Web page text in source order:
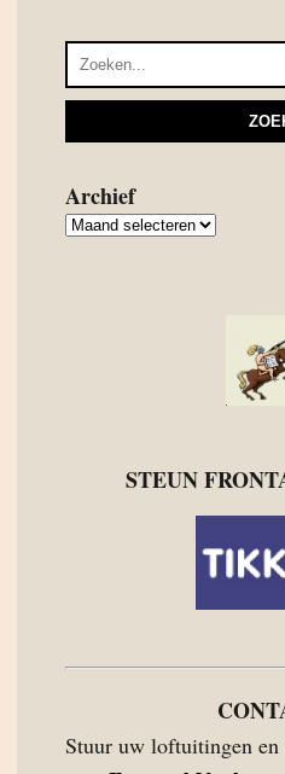
Archief
Archief
STEUN
Stuur uw loftuitingen en